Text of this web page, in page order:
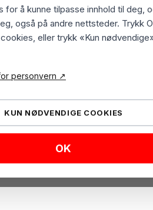
for å kunne tilpasse innhold til deg,
også på andre nettsteder. Trykk
eller trykk «Kun
personvern ↗
KUN NØDVENDIGE COOKIES
OK